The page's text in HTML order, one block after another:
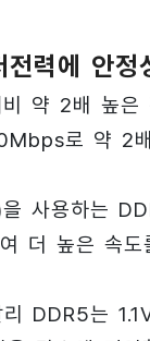
력에 안정
약 2배 높
로 약 2
사용하는
더 높은 속
DDR5는